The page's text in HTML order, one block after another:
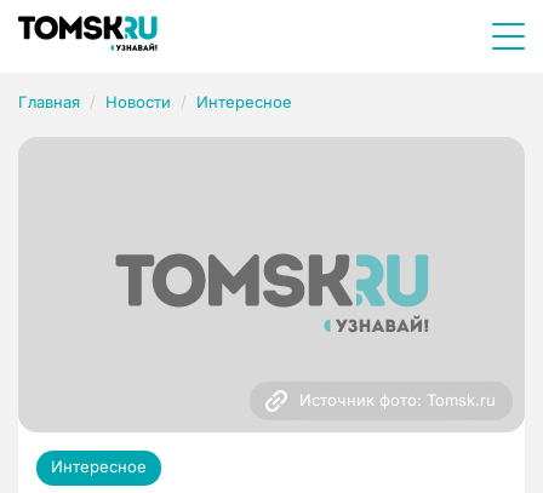
Главная Новости Интересное
Источник фото: Tomsk.ru
Интересное